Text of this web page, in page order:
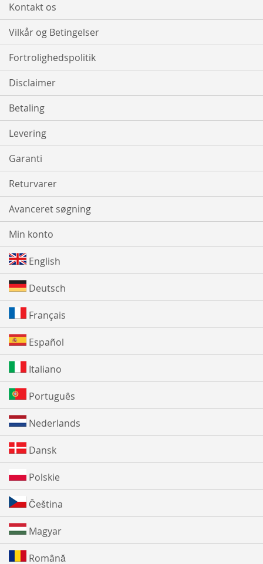
Kontakt os
Vilkår og Betingelser
Fortrolighedspolitik
Disclaimer
Betaling
Levering
Garanti
Returvarer
Avanceret søgning
Min konto
English
Deutsch
Français
Español
Italiano
Português
Nederlands
Dansk
Polskie
Čeština
Magyar
Română